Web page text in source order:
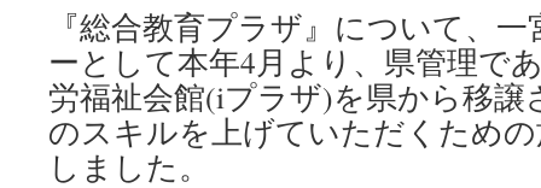
『総合教育プラザ』について、
ーとして本年4月より、県管理で
労福祉会館(iプラザ)を県から移譲
のスキルを上げていただくため
しました。